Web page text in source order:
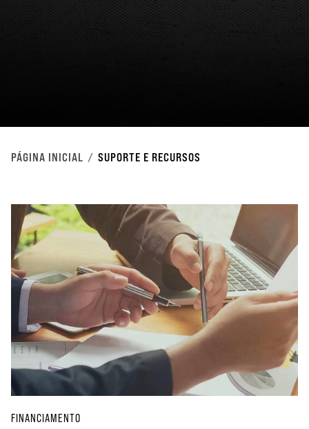
PÁGINA INICIAL SUPORTE E RECURSOS
FINANCIAMENTO